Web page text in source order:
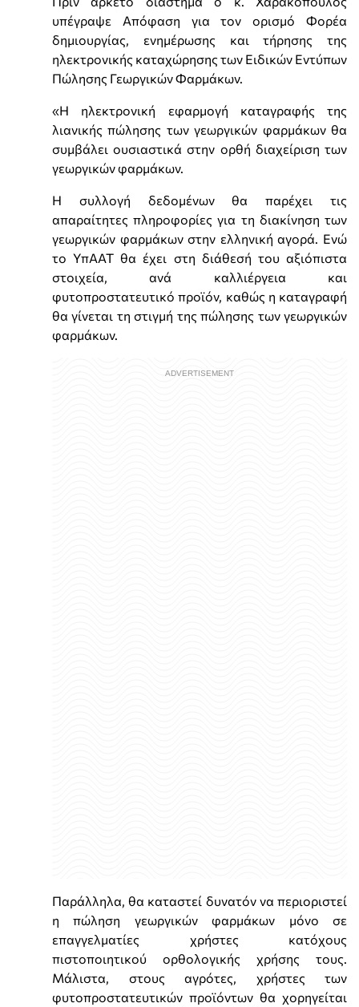
υπέγραψε Απόφαση για τον ορισμό Φορέα
δημιουργίας, ενημέρωσης και τήρησης της
ηλεκτρονικής καταχώρησης των Ειδικών Εντύπων
Πώλησης Γεωργικών Φαρμάκων.
«Η ηλεκτρονική εφαρμογή καταγραφής της
λιανικής πώλησης των γεωργικών φαρμάκων θα
συμβάλει ουσιαστικά στην ορθή διαχείριση των
γεωργικών φαρμάκων.
Η συλλογή δεδομένων θα παρέχει τις
απαραίτητες πληροφορίες για τη διακίνηση των
γεωργικών φαρμάκων στην ελληνική αγορά. Ενώ
το ΥπΑΑΤ θα έχει στη διάθεσή του αξιόπιστα
στοιχεία, ανά καλλιέργεια και
φυτοπροστατευτικό προϊόν, καθώς η καταγραφή
θα γίνεται τη στιγμή της πώλησης των γεωργικών
φαρμάκων.
Παράλληλα, θα καταστεί δυνατόν να περιοριστεί
η πώληση γεωργικών φαρμάκων μόνο σε
επαγγελματίες χρήστες κατόχους
πιστοποιητικού ορθολογικής χρήσης τους.
Μάλιστα, στους αγρότες, χρήστες των
φυτοπροστατευτικών προϊόντων θα χορηγείται